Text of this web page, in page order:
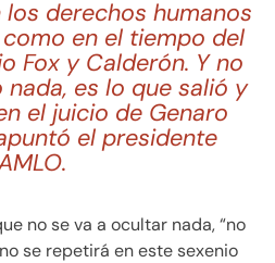
los derechos humanos
en el tiempo del
Fox y Calderón. Y no
es lo que salió y
el juicio de Genaro
el presidente
no se va a ocultar nada, “no
se repetirá en este sexenio